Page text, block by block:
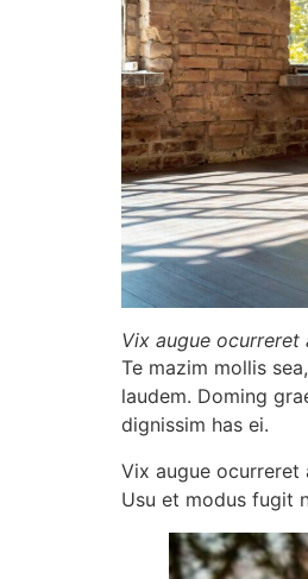
Vix augue
Te mazim mollis
laudem. Doming
dignissim has ei.
Vix augue ocurreret
Usu et modus fugit